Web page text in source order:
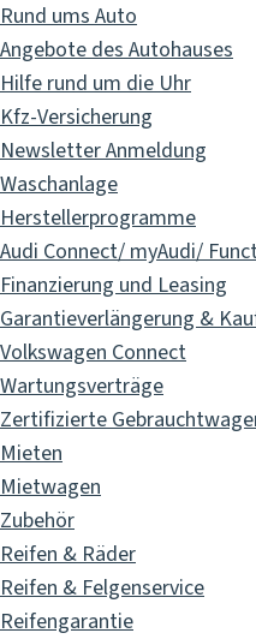
Rund ums Auto
Angebote des Autohauses
Hilfe rund um die Uhr
Kfz-Versicherung
Newsletter Anmeldung
Waschanlage
Herstellerprogramme
Audi Connect/ myAudi/
Finanzierung und Leasing
Garantieverlängerung &
Volkswagen Connect
Wartungsverträge
Zertifizierte
Mieten
Mietwagen
Zubehör
Reifen & Räder
Reifen & Felgenservice
Reifengarantie